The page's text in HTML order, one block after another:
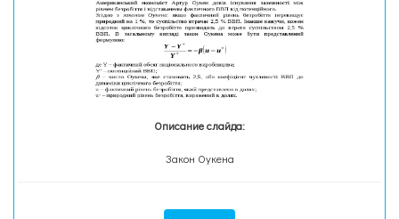
Описание слайда:
Закон Оукена